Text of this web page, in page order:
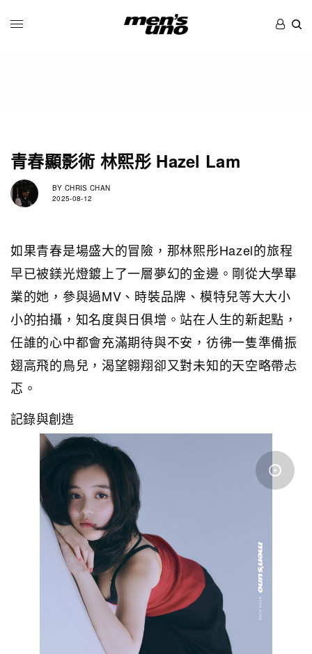
青春顯影術 林熙彤 Hazel Lam
BY CHRIS CHAN
2025-08-12
如果青春是場盛大的冒險，那林熙彤Hazel的旅程
早已被鎂光燈鍍上了一層夢幻的金邊。剛從大學畢
業的她，參與過MV、時裝品牌、模特兒等大大小
小的拍攝，知名度與日俱增。站在人生的新起點，
任誰的心中都會充滿期待與不安，彷彿一隻準備振
翅高飛的鳥兒，渴望翱翔卻又對未知的天空略帶忐
忑。
記錄與創造